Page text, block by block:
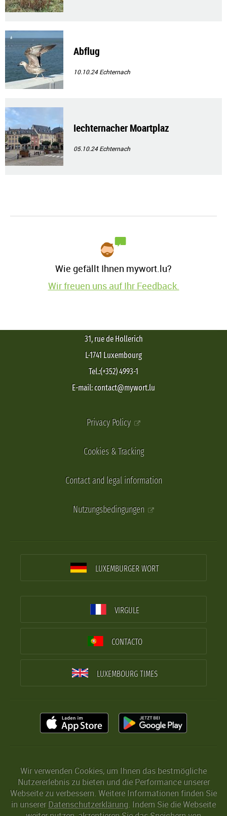
Abflug
10.10.24Echternach
Iechternacher Moartplaz
05.10.24Echternach
Wie gefällt Ihnen mywort.lu?
Wir freuen uns auf Ihr Feedback.
31, rue de Hollerich
L-1741 Luxembourg
Tel.:(+352) 4993-1
E-mail: contact@mywort.lu
Privacy Policy
Cookies & Tracking
Contact and legal information
Nutzungsbedingungen
LUXEMBURGER WORT
VIRGULE
CONTACTO
LUXEMBOURG TIMES
Wir verwenden Cookies, um Ihnen das bestmögliche
Nutzererlebnis zu bieten und die Performance unserer
Webseite zu verbessern. Weitere Informationen finden Sie
in unserer Datenschutzerklärung. Indem Sie die Webseite